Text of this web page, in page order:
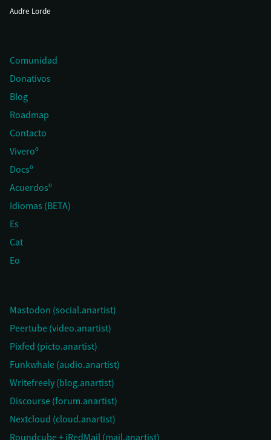
Audre Lorde
Comunidad
Donativos
Blog
Roadmap
Contacto
Viveroº
Docsº
Acuerdosº
Idiomas (BETA)
Es
Cat
Eo
Mastodon (social.anartist)
Peertube (video.anartist)
Pixfed (picto.anartist)
Funkwhale (audio.anartist)
Writefreely (blog.anartist)
Discourse (forum.anartist)
Nextcloud (cloud.anartist)
Roundcube + iRedMail (mail.anartist)